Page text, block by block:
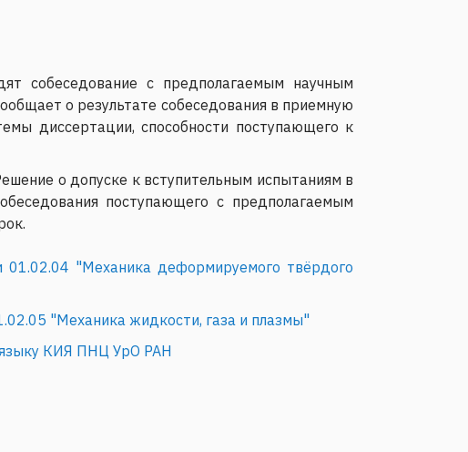
собеседование с предполагаемым научным
о результате собеседования в приемную
диссертации, способности поступающего к
о допуске к вступительным испытаниям в
поступающего с предполагаемым
01.02.04 "Механика деформируемого твёрдого
"Механика жидкости, газа и плазмы"
языку КИЯ ПНЦ УрО РАН